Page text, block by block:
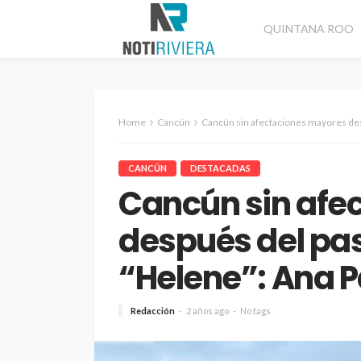
QUINTANA ROO
Home Cancún Cancún sin afectaciones mayores después
CANCÚN DESTACADAS
Cancún sin
después del
“Helene”: Ana
Redacción 2 años ago No tags